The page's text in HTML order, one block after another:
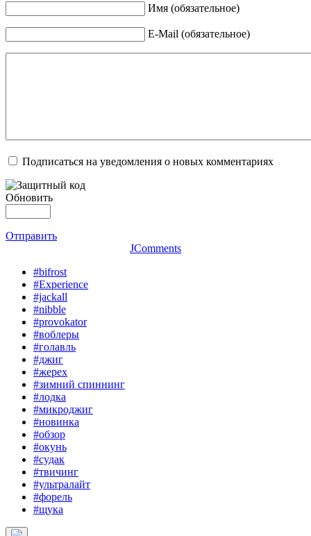
Имя (обязательное)
E-Mail (обязательное)
Подписаться на уведомления о новых комментариях
Обновить
Отправить
JComments
#bifrost
#Experience
#jackall
#nibble
#provokator
#воблеры
#голавль
#джиг
#жерех
#зимний спиннинг
#лодка
#микроджиг
#новинка
#обзор
#окунь
#судак
#твичинг
#ультралайт
#форель
#щука